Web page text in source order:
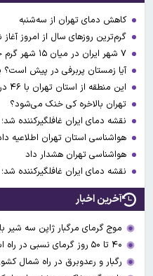
کاهش دمای تهران از سه‌شنبه
گرم‌ترین روزهای سال از امروز آغاز شد؛
آیا زمستان پربرفی در پیش
این منطقه از استان تهران با ۴۶ درجه گرم‌ترین نقطه شد
تهران بالاخره کی خنک می‌شود؟
نقشه دمای ایران غافلگیرکننده
هواشناسی استان تهران اطلاعیه
هواشناسی تهران هشدار داد
نقشه دمای ایران غافلگیرکننده
آخرین اخبار
موج گرمای مرگبار ژاپن سه شیر
۴۰ تا ۵۰ روز گرمای نسبی در راه است؛ تهران تا ۳۸ درجه گرم می‌شود
رگبار و رعدوبرق در راه شمال